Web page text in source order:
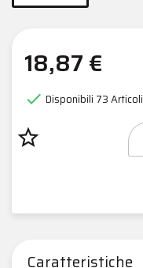
18,87 €
 Disponibili 73 Articoli
star_border
Caratteristiche